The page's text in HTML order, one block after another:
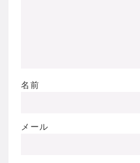
名前
メール